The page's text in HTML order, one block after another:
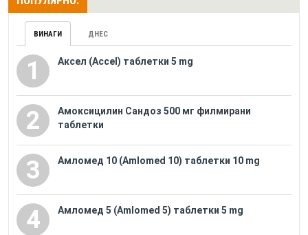
ВИНАГИ ДНЕС
1 Аксел (Accel) таблетки 5 mg
2
Амоксицилин Сандоз 500 мг филмирани
таблетки
3 Амломед 10 (Amlomed 10) таблетки 10 mg
4 Амломед 5 (Amlomed 5) таблетки 5 mg